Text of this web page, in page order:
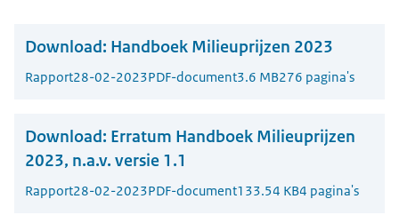
Download: Handboek Milieuprijzen 2023
Rapport28-02-2023PDF-document3.6 MB276 pagina's
Download: Erratum Handboek Milieuprijzen
2023, n.a.v. versie 1.1
Rapport28-02-2023PDF-document133.54 KB4 pagina's